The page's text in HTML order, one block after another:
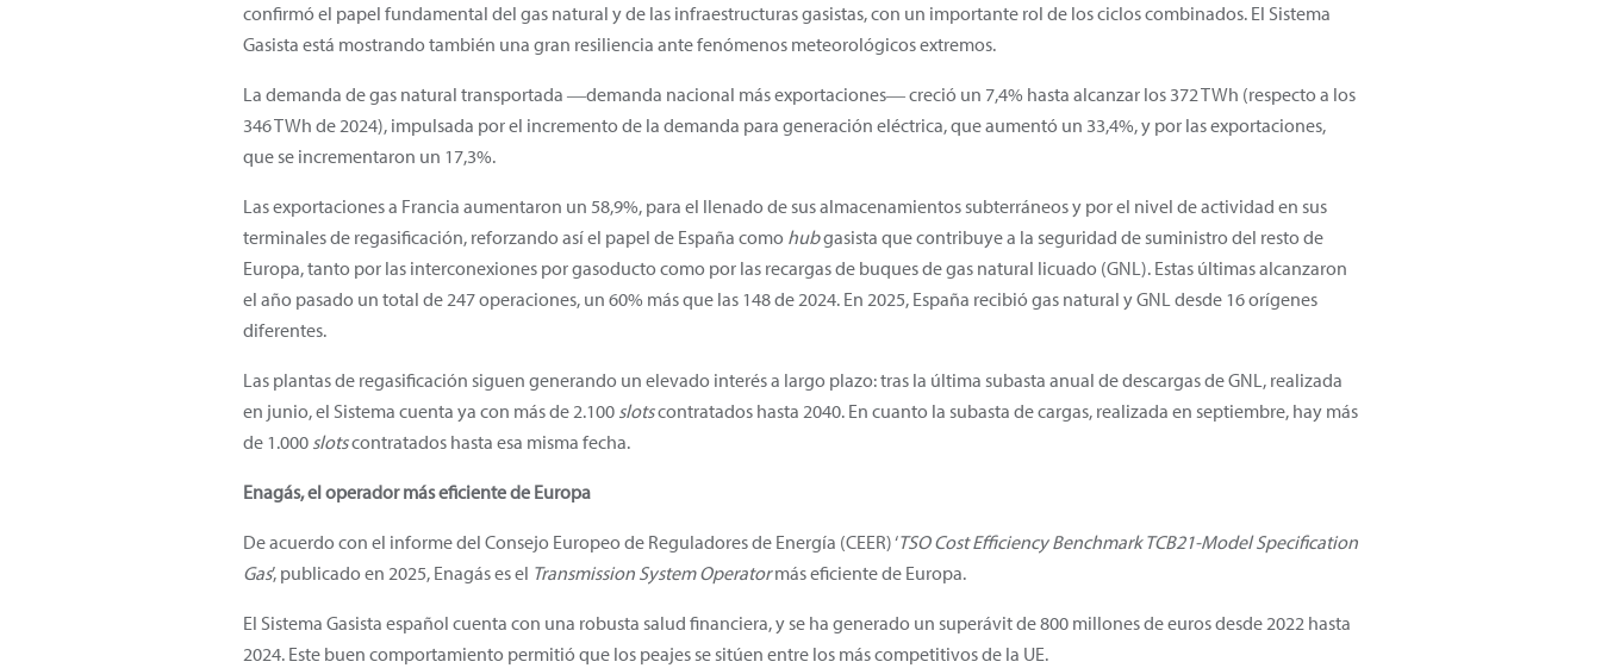
confirmó el papel fundamental del gas natural y de las infraestructuras gasistas, con un importante rol de los ciclos combinados. El Sistema
Gasista está mostrando también una gran resiliencia ante fenómenos meteorológicos extremos.
La demanda de gas natural transportada ―demanda nacional más exportaciones― creció un 7,4% hasta alcanzar los 372 TWh (respecto a los
346 TWh de 2024), impulsada por el incremento de la demanda para generación eléctrica, que aumentó un 33,4%, y por las exportaciones,
que se incrementaron un 17,3%.
Las exportaciones a Francia aumentaron un 58,9%, para el llenado de sus almacenamientos subterráneos y por el nivel de actividad en sus
terminales de regasificación, reforzando así el papel de España como hubgasista que contribuye a la seguridad de suministro del resto de
Europa, tanto por las interconexiones por gasoducto como por las recargas de buques de gas natural licuado (GNL). Estas últimas alcanzaron
el año pasado un total de 247 operaciones, un 60% más que las 148 de 2024. En 2025, España recibió gas natural y GNL desde 16 orígenes
diferentes.
Las plantas de regasificación siguen generando un elevado interés a largo plazo: tras la última subasta anual de descargas de GNL, realizada
en junio, el Sistema cuenta ya con más de 2.100 slotscontratados hasta 2040. En cuanto la subasta de cargas, realizada en septiembre, hay más
de 1.000 slotscontratados hasta esa misma fecha.
Enagás, el operador más eficiente de Europa
De acuerdo con el informe del Consejo Europeo de Reguladores de Energía (CEER) ‘TSO Cost Efficiency Benchmark TCB21-Model Specification
Gas’, publicado en 2025, Enagás es el Transmission System Operatormás eficiente de Europa.
El Sistema Gasista español cuenta con una robusta salud financiera, y se ha generado un superávit de 800 millones de euros desde 2022 hasta
2024. Este buen comportamiento permitió que los peajes se sitúen entre los más competitivos de la UE.